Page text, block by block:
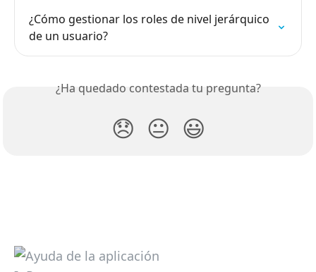
¿Cómo gestionar los roles de nivel jerárquico
de un usuario?
¿Ha quedado contestada tu pregunta?
😞 😐 😃